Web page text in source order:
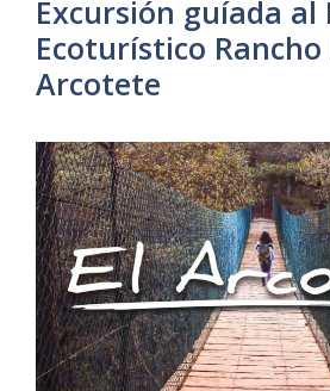
Excursión guíada al
Ecoturístico Rancho
Arcotete